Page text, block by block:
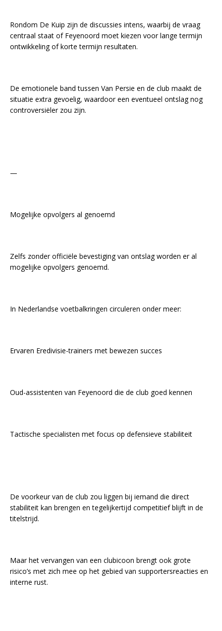
Rondom De Kuip zijn de discussies intens, waarbij de vraag
centraal staat of Feyenoord moet kiezen voor lange termijn
ontwikkeling of korte termijn resultaten.
De emotionele band tussen Van Persie en de club maakt de
situatie extra gevoelig, waardoor een eventueel ontslag nog
controversiëler zou zijn.
—
Mogelijke opvolgers al genoemd
Zelfs zonder officiële bevestiging van ontslag worden er al
mogelijke opvolgers genoemd.
In Nederlandse voetbalkringen circuleren onder meer:
Ervaren Eredivisie-trainers met bewezen succes
Oud-assistenten van Feyenoord die de club goed kennen
Tactische specialisten met focus op defensieve stabiliteit
De voorkeur van de club zou liggen bij iemand die direct
stabiliteit kan brengen en tegelijkertijd competitief blijft in de
titelstrijd.
Maar het vervangen van een clubicoon brengt ook grote
risico’s met zich mee op het gebied van supportersreacties en
interne rust.